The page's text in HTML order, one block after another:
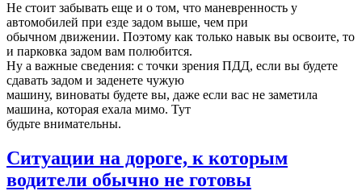
Не стоит забывать еще и о том, что маневренность у
автомобилей при езде задом выше, чем при
обычном движении. Поэтому как только навык вы освоите, то
и парковка задом вам полюбится.
Ну а важные сведения: с точки зрения ПДД, если вы будете
сдавать задом и заденете чужую
машину, виноваты будете вы, даже если вас не заметила
машина, которая ехала мимо. Тут
будьте внимательны.
Ситуации на дороге, к которым
водители обычно не готовы